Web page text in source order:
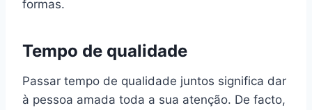
formas.
Tempo de qualidade
Passar tempo de qualidade juntos significa dar
à pessoa amada toda a sua atenção. De facto,